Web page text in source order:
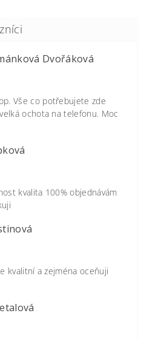
Dvořáková
Vše co potřebujete zde
ochota na telefonu. Moc
kvalita 100% objednávám
kvalitní a zejména oceňuji